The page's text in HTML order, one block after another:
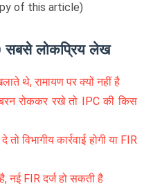
of this article)
सबसे लोकप्रिय लेख
थे, रामायण पर क्यों नहीं है
रोककर रखे तो IPC की किस
विभागीय कार्रवाई होगी या FIR
नई FIR दर्ज हो सकती है